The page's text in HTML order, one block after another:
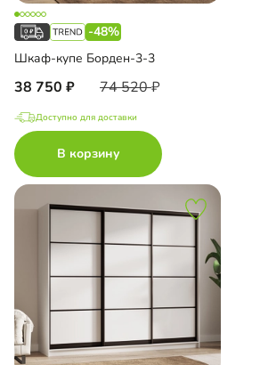
-48%
Шкаф-купе Борден-3-3
38 750 74 520
Доступно для доставки
В корзину